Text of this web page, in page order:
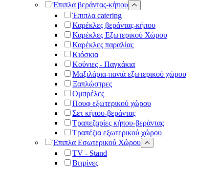
Έπιπλα βεράντας-κήπου
Έπιπλα catering
Καρέκλες βεράντας-κήπου
Καρέκλες Εξωτερικού Χώρου
Καρέκλες παραλίας
Κιόσκια
Κούνιες - Παγκάκια
Μαξιλάρια-πανιά εξωτερικού χώρου
Ξαπλώστρες
Ομπρέλες
Πουφ εξωτερικού χώρου
Σετ κήπου-βεράντας
Τραπεζαρίες κήπου-βεράντας
Τραπέζια εξωτερικού χώρου
Έπιπλα Εσωτερικού Χώρου
TV - Stand
Βιτρίνες